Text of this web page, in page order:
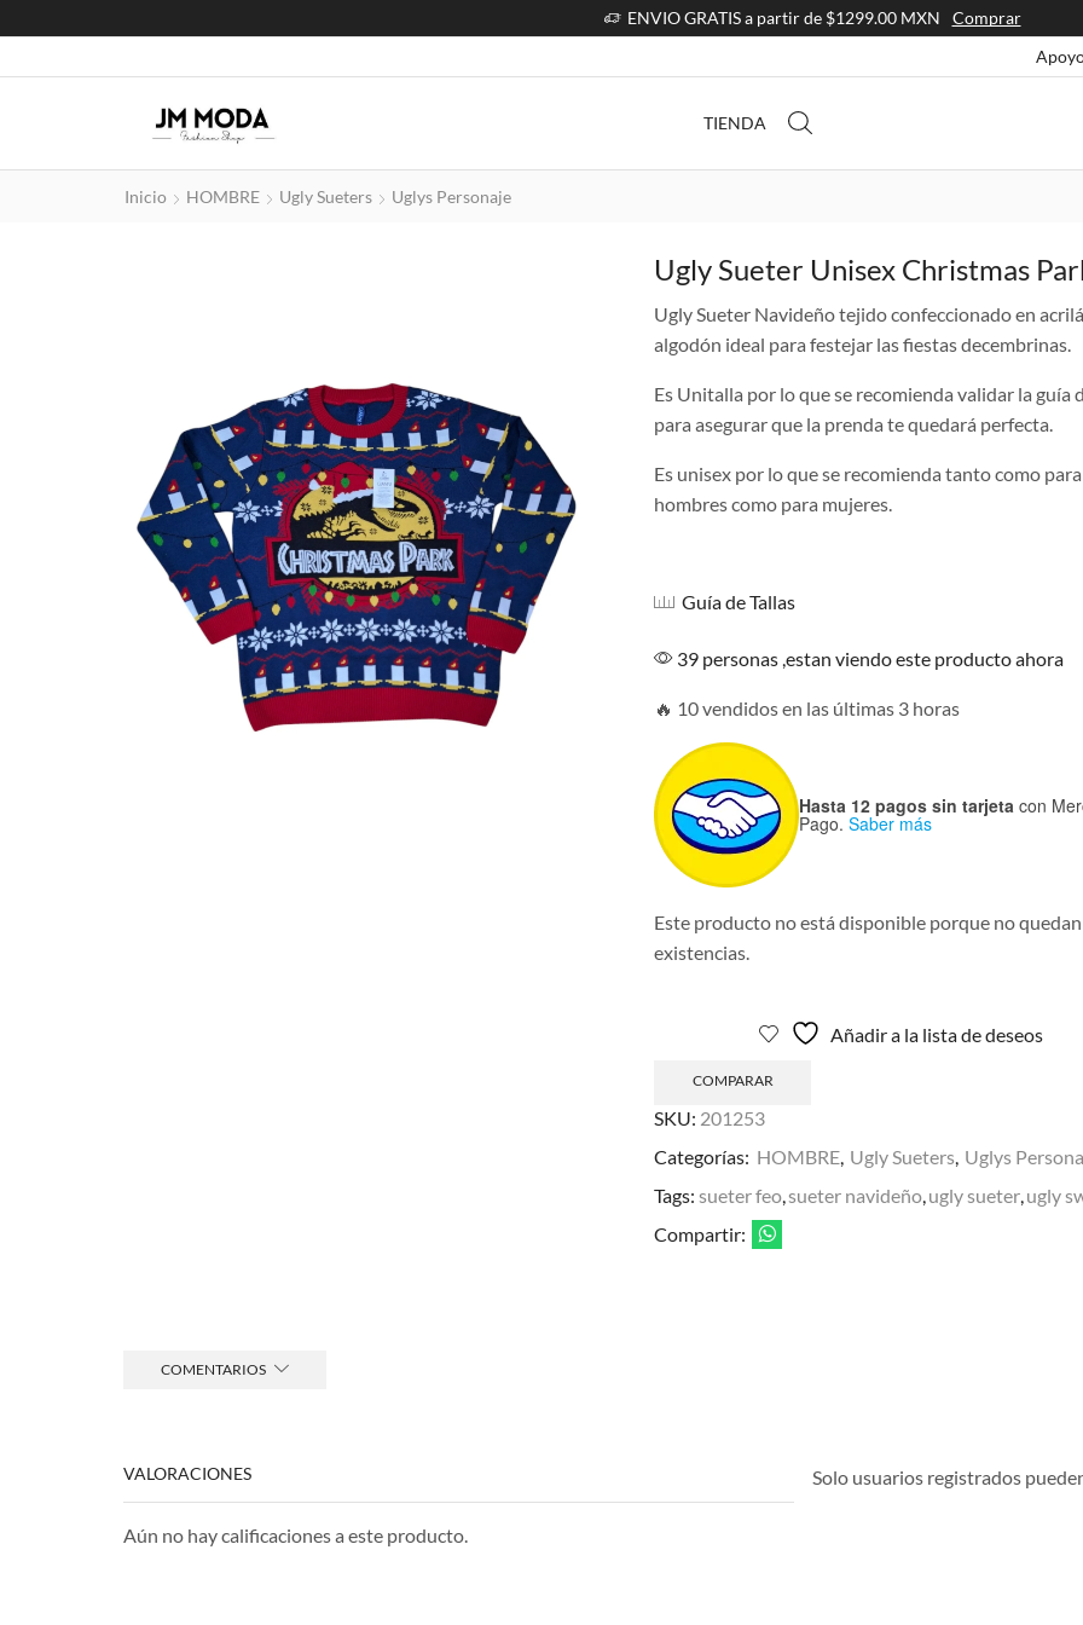
ENVIO GRATIS a partir de $1299.00 MXN
Comprar
TIENDA
Inicio HOMBRE Ugly Sueters Uglys Personaje
Ugly Sueter Unisex Christmas
Ugly Sueter Navideño tejido confeccionado en
algodón ideal para festejar las fiestas decembrinas.
Es Unitalla por lo que se recomienda validar la guía
para asegurar que la prenda te quedará perfecta.
Es unisex por lo que se recomienda tanto como para
hombres como para mujeres.
Guía de Tallas
39 personas ,estan viendo este producto ahora
🔥 10 vendidos en las últimas 3 horas
Hasta 12 pagos sin tarjeta con
Pago. Saber más
Este producto no está disponible porque no quedan
existencias.
Añadir a la lista de deseos
COMPARAR
SKU: 201253
Categorías: HOMBRE, Ugly Sueters, Uglys
Tags: sueter feo, sueter navideño, ugly sueter, ugly
Compartir:
COMENTARIOS
VALORACIONES
Aún no hay calificaciones a este producto.
Solo usuarios registrados